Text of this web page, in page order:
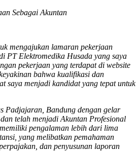
Sebagai Akuntan
mengajukan lamaran pekerjaan
PT Elektromedika Husada yang saya
pekerjaan yang terdapat di website
bahwa kualifikasi dan
saya menjadi kandidat yang tepat untuk
Padjajaran, Bandung dengan gelar
telah menjadi Akuntan Profesional
pengalaman lebih dari lima
yang melibatkan pemahaman
dan penyusunan laporan